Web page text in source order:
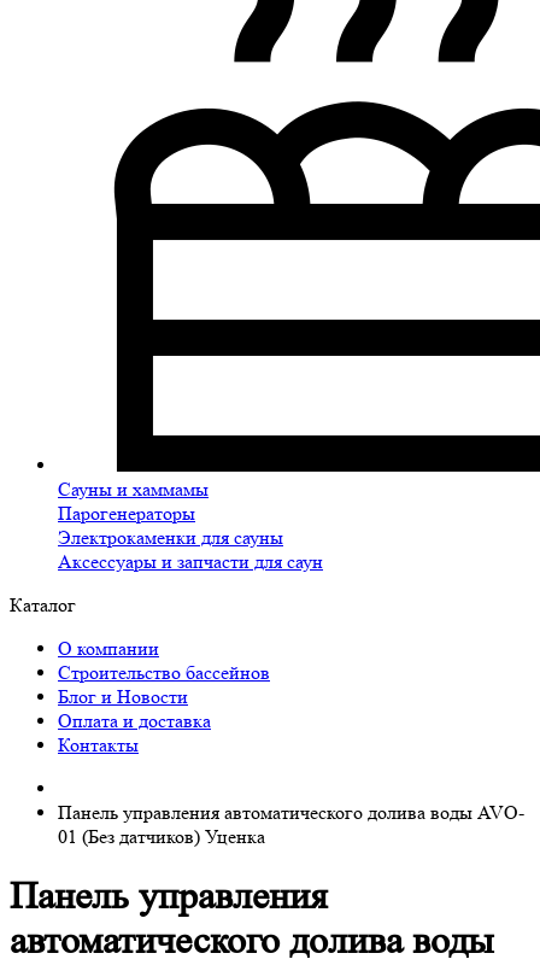
Сауны и хаммамы
Парогенераторы
Электрокаменки для сауны
Аксессуары и запчасти для саун
Каталог
О компании
Строительство бассейнов
Блог и Новости
Оплата и доставка
Контакты
Панель управления автоматического долива воды AVO-
01 (Без датчиков) Уценка
Панель управления
автоматического долива воды